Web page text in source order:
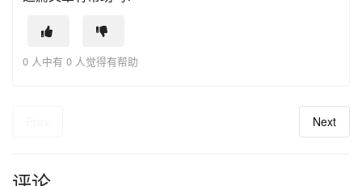
0 人中有 0 人觉得有帮助
Next